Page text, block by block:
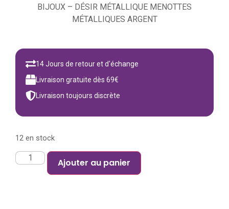
BIJOUX – DÉSIR MÉTALLIQUE MENOTTES
MÉTALLIQUES ARGENT
14 Jours de retour et d'échange
Livraison gratuite dès 69€
Livraison toujours discrète
12 en stock
Ajouter au panier